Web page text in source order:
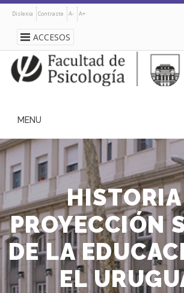
Pasar
principal
Dislexia Contraste A- A+
ACCESOS
navegación
principal
PROYECCIÓN
DE LA
EL